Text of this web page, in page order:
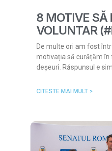
8 MOTIVE SĂ
VOLUNTAR
De multe ori am fost
motivația să curățăm în
deșeuri. Răspunsul e
CITESTE MAI MULT >